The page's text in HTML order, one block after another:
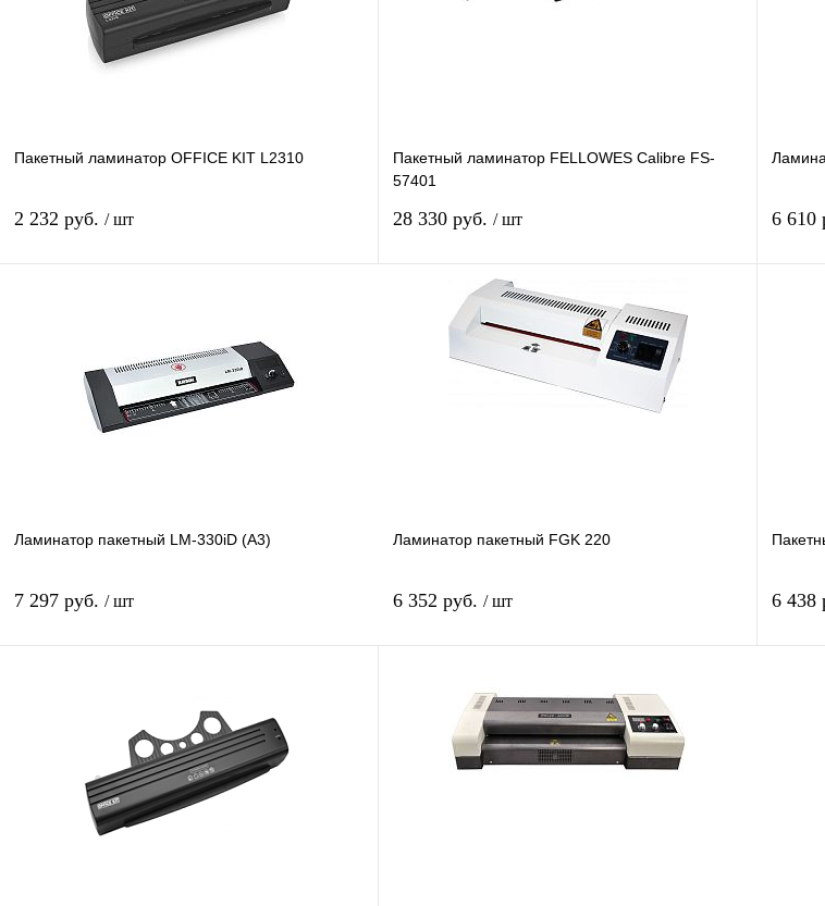
Пакетный ламинатор OFFICE KIT L2310
2 232 руб. / шт
Купить в 1 клик Сравнение
В избранное
Пакетный ламинатор FELLOWES Calibre FS-
57401
28 330 руб. / шт
В корзину
Купить в 1 клик Сравнение
6 610
Ламинатор пакетный LM-330iD (А3)
7 297 руб. / шт
Сравнение
В избранное
Ламинатор пакетный FGK 220
6 352 руб. / шт
В корзину
Купить в 1 клик Сравнение
6 438